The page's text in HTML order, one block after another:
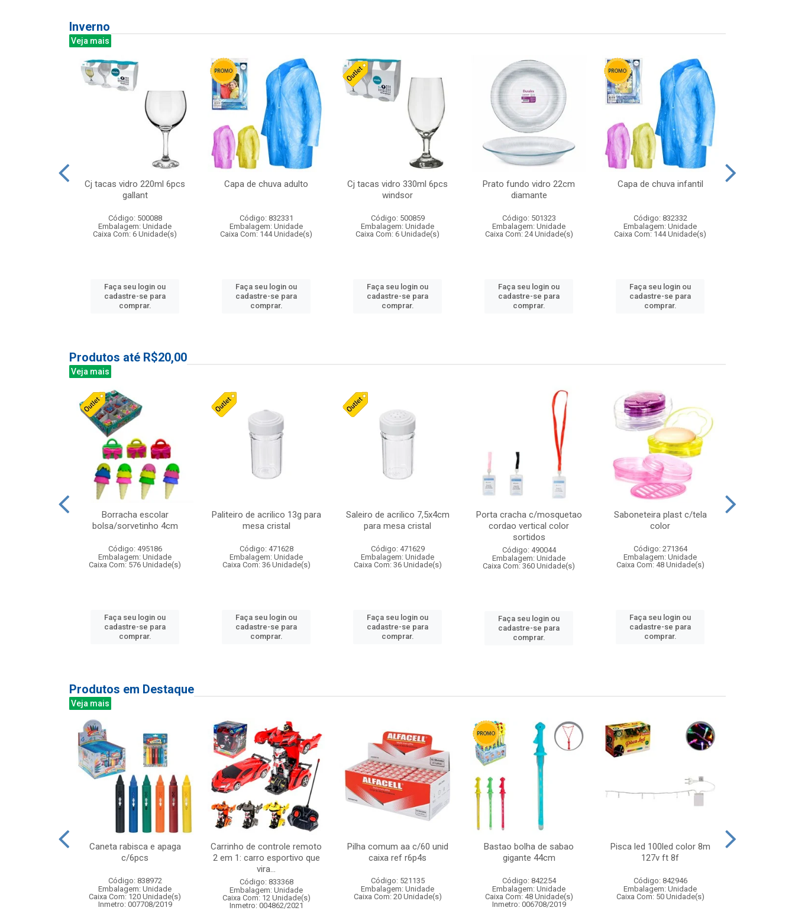
Inverno
Veja mais
Cj tacas vidro 220ml 6pcs
gallant
Código: 500088
Embalagem: Unidade
Caixa Com: 6 Unidade(s)
Faça seu login ou
cadastre-se para
comprar.
Capa de chuva adulto
Código: 832331
Embalagem: Unidade
Caixa Com: 144 Unidade(s)
Faça seu login ou
cadastre-se para
comprar.
Cj tacas vidro 330ml 6pcs
windsor
Código: 500859
Embalagem: Unidade
Caixa Com: 6 Unidade(s)
Faça seu login ou
cadastre-se para
comprar.
Prato fundo vidro 22cm
diamante
Código: 501323
Embalagem: Unidade
Caixa Com: 24 Unidade(s)
Faça seu login ou
cadastre-se para
comprar.
Capa de chuva infantil
Código: 832332
Embalagem: Unidade
Caixa Com: 144 Unidade(s)
Faça seu login ou
cadastre-se para
comprar.
Produtos até R$20,00
Veja mais
Borracha escolar
bolsa/sorvetinho 4cm
Código: 495186
Embalagem: Unidade
Caixa Com: 576 Unidade(s)
Faça seu login ou
cadastre-se para
comprar.
Paliteiro de acrilico 13g para
mesa cristal
Código: 471628
Embalagem: Unidade
Caixa Com: 36 Unidade(s)
Faça seu login ou
cadastre-se para
comprar.
Saleiro de acrilico 7,5x4cm
para mesa cristal
Código: 471629
Embalagem: Unidade
Caixa Com: 36 Unidade(s)
Faça seu login ou
cadastre-se para
comprar.
Porta cracha c/mosquetao
cordao vertical color
sortidos
Código: 490044
Embalagem: Unidade
Caixa Com: 360 Unidade(s)
Faça seu login ou
cadastre-se para
comprar.
Saboneteira plast c/tela
color
Código: 271364
Embalagem: Unidade
Caixa Com: 48 Unidade(s)
Faça seu login ou
cadastre-se para
comprar.
Produtos em Destaque
Veja mais
Caneta rabisca e apaga
c/6pcs
Código: 838972
Embalagem: Unidade
Caixa Com: 120 Unidade(s)
Inmetro: 007708/2019
Carrinho de controle remoto
2 em 1: carro esportivo que
vira...
Código: 833368
Embalagem: Unidade
Caixa Com: 12 Unidade(s)
Inmetro: 004862/2021
Pilha comum aa c/60 unid
caixa ref r6p4s
Código: 521135
Embalagem: Unidade
Caixa Com: 20 Unidade(s)
Bastao bolha de sabao
gigante 44cm
Código: 842254
Embalagem: Unidade
Caixa Com: 48 Unidade(s)
Inmetro: 006708/2019
Pisca led 100led color 8m
127v ft 8f
Código: 842946
Embalagem: Unidade
Caixa Com: 50 Unidade(s)